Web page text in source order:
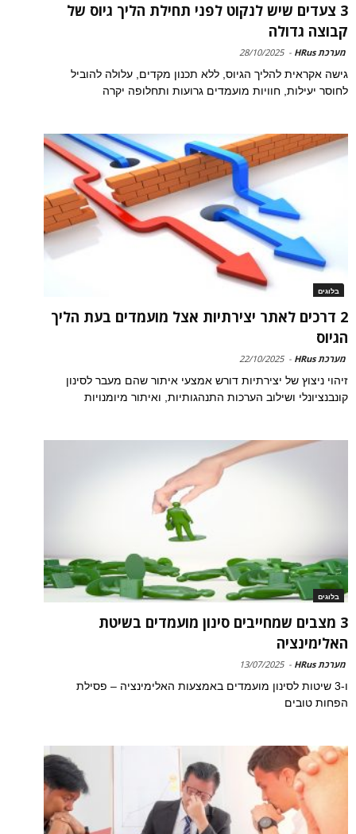
3 צעדים שיש לנקוט לפני תחילת הליך גיוס של
קבוצה גדולה
מערכת HRus -
28/10/2025
גישה אקראית להליך הגיוס, ללא תכנון מקדים, עלולה להוביל
לחוסר יעילות, חוויות מועמדים גרועות ותחלופה יקרה
בלוגים
2 דרכים לאתר יצירתיות אצל מועמדים בעת הליך
הגיוס
מערכת HRus -
22/10/2025
זיהוי ניצוץ של יצירתיות דורש אמצעי איתור שהם מעבר לסינון
קונבנציונלי ושילוב הערכות התנהגותיות, ואיתור מיומנויות
בלוגים
3 מצבים שמחייבים סינון מועמדים בשיטת
האלימינציה
מערכת HRus -
13/07/2025
ו-3 שיטות לסינון מועמדים באמצעות האלימינציה – פסילת
הפחות טובים